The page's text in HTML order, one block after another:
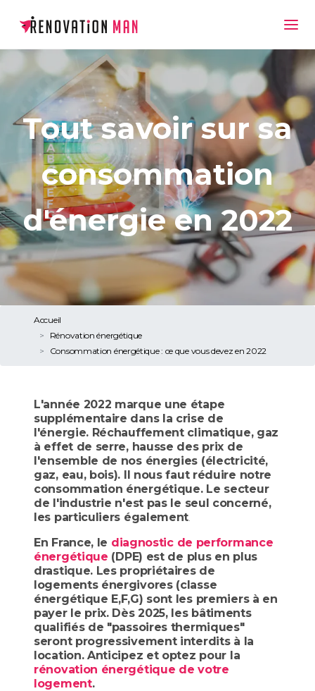
Tout savoir sur sa
consommation
d'énergie en 2022
Accueil
Rénovation énergétique
Consommation énergétique : ce que vous devez en 2022
L'année 2022 marque une étape
supplémentaire dans la crise de
l'énergie. Réchauffement climatique, gaz
à effet de serre, hausse des prix de
l'ensemble de nos énergies (électricité,
gaz, eau, bois). Il nous faut réduire notre
consommation énergétique. Le secteur
de l'industrie n'est pas le seul concerné,
les particuliers également
En France, le diagnostic de performance
énergétique (DPE) est de plus en plus
drastique. Les propriétaires de
logements énergivores (classe
énergétique E,F,G) sont les premiers à en
payer le prix. Dès 2025, les bâtiments
qualifiés de "passoires thermiques"
seront progressivement interdits à la
location. Anticipez et optez pour la
rénovation énergétique de votre
logement.